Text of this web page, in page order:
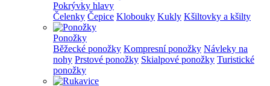
Pokrývky hlavy
Čelenky Čepice Klobouky Kukly Kšiltovky a kšilty
Ponožky
Běžecké ponožky Kompresní ponožky Návleky na
nohy Prstové ponožky Skialpové ponožky Turistické
ponožky